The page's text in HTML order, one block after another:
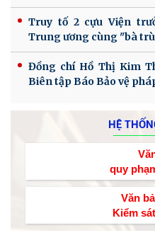
Truy tố 2 cựu Viện
Trung ương cùng "bà
Đồng chí Hồ Thị Kim
Biên tập Báo Bảo vệ
HỆ
quy
Văn
Kiểm